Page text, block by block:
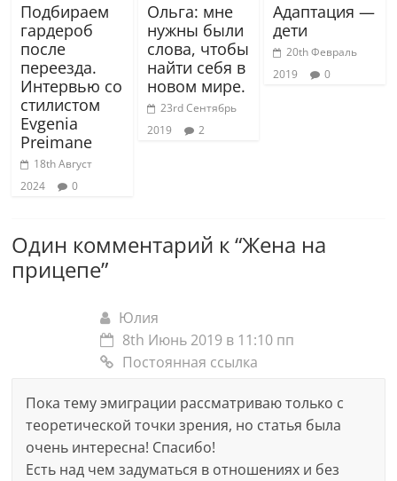
Подбираем
гардероб
после
переезда.
Интервью со
стилистом
Evgenia
Preimane
18th Август
2024
0
Ольга: мне
нужны были
слова, чтобы
найти себя в
новом мире.
23rd Сентябрь
2019
2
Адаптация —
дети
20th Февраль
2019
0
Один комментарий к “Жена на
прицепе”
Юлия
8th Июнь 2019 в 11:10 пп
Постоянная ссылка
Пока тему эмиграции рассматриваю только с
теоретической точки зрения, но статья была
очень интересна! Спасибо!
Есть над чем задуматься в отношениях и без